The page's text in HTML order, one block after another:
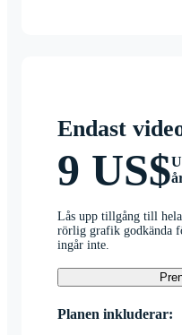
Endast
9 US$
Lås upp tillgång till
rörlig grafik godkända
ingår inte.
Planen inkluderar: